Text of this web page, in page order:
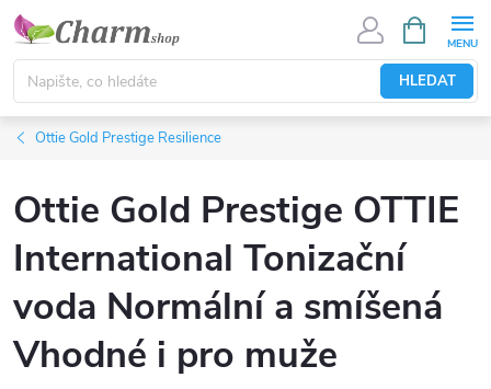
Přejít
obsah
HLEDAT
NÁKUPNÍ
KOŠÍK
Ottie Gold Prestige Resilience
Ottie Gold Prestige OTTIE
International Tonizační
voda Normální a smíšená
Vhodné i pro muže